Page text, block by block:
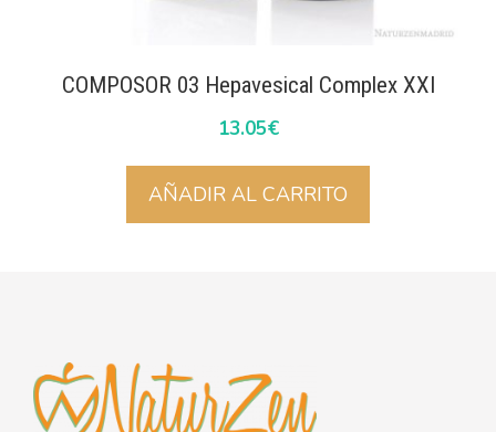
COMPOSOR 03 Hepavesical Complex XXI
13.05€
AÑADIR AL CARRITO